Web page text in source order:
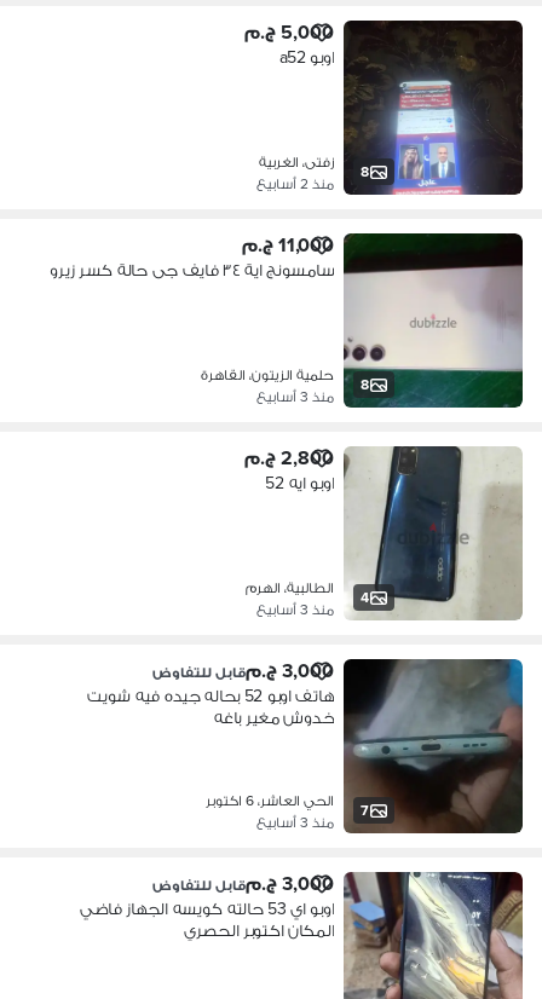
8
5,000 ج.م
اوبو a52
زفتى، الغربية
منذ 2 أسابيع
8
11,000 ج.م
سامسونج اية ٣٤ فايف جى حالة كسر زيرو
حلمية الزيتون، القاهرة
منذ 3 أسابيع
4
2,800 ج.م
اوبو ايه 52
الطالبية، الهرم
منذ 3 أسابيع
7
3,000 ج.م قابل للتفاوض
هاتف اوبو 52 بحاله جيده فيه شويت
خدوش مغير باغه
الحي العاشر، 6 اكتوبر
منذ 3 أسابيع
3,000 ج.م قابل للتفاوض
اوبو اي 53 حالته كويسه الجهاز فاضي
المكان اكتوبر الحصري